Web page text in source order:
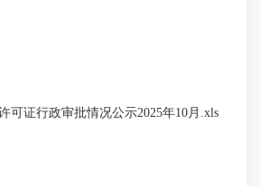
可证行政审批情况公示2025年10月.xls